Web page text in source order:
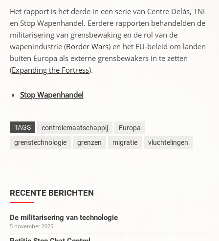
Het rapport is het derde in een serie van Centre Delàs, TNI
en Stop Wapenhandel. Eerdere rapporten behandelden de
militarisering van grensbewaking en de rol van de
wapenindustrie (Border Wars) en het EU-beleid om landen
buiten Europa als externe grensbewakers in te zetten
(Expanding the Fortress).
Stop Wapenhandel
TAGS controlemaatschappij
Europa
grenstechnologie
grenzen migratie vluchtelingen
RECENTE BERICHTEN
De militarisering van technologie
5 november 2025